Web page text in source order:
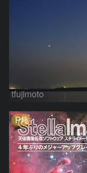
tfujimoto
PR